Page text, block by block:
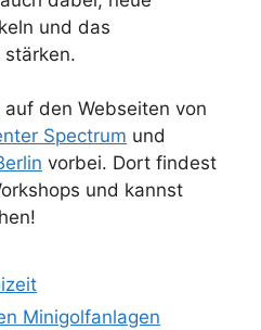
und das
den Webseiten von
Spectrum und
vorbei. Dort findest
und kannst
Minigolfanlagen